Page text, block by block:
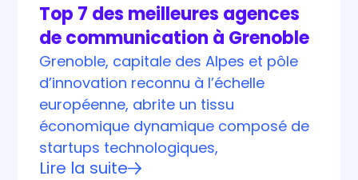
Top 7 des meilleures agences
de communication à Grenoble
Grenoble, capitale des Alpes et pôle
d’innovation reconnu à l’échelle
européenne, abrite un tissu
économique dynamique composé de
startups technologiques,
Lire la suite